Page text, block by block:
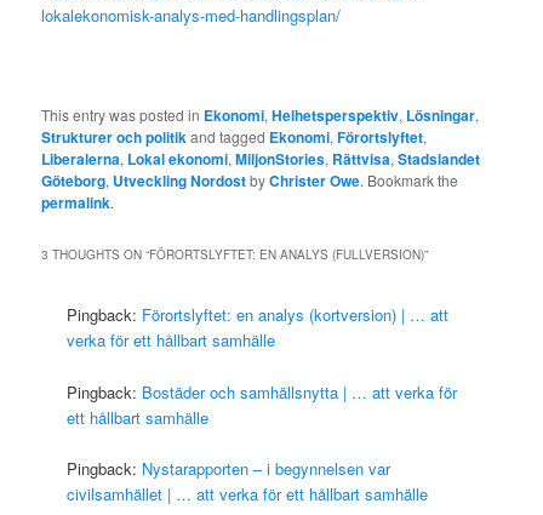
lokalekonomisk-analys-med-handlingsplan/
This entry was posted in Ekonomi,Helhetsperspektiv, Lösningar,
Strukturer och politikand tagged Ekonomi,Förortslyftet,
Liberalerna, Lokal ekonomi,MiljonStories, Rättvisa,Stadslandet
Göteborg, Utveckling NordostbyChrister Owe. Bookmark the
permalink.
3 THOUGHTS ON “FÖRORTSLYFTET: EN ANALYS (FULLVERSION)”
Pingback: Förortslyftet: en analys (kortversion) | … att
verka för ett hållbart samhälle
Pingback: Bostäder och samhällsnytta | … att verka för
ett hållbart samhälle
Pingback: Nystarapporten – i begynnelsen var
civilsamhället | … att verka för ett hållbart samhälle